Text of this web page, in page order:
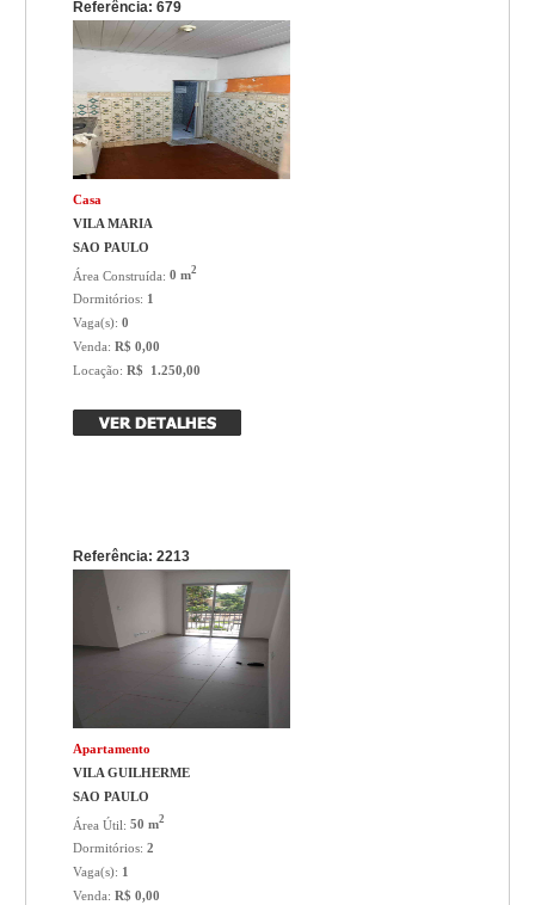
Referência: 679
Casa
VILA MARIA
SAO PAULO
Área Construída:0 m2
Dormitórios: 1
Vaga(s):0
Venda:R$ 0,00
Locação:R$ 1.250,00
Referência: 2213
Apartamento
VILA GUILHERME
SAO PAULO
Área Útil:50 m2
Dormitórios:2
Vaga(s): 1
Venda:R$ 0,00